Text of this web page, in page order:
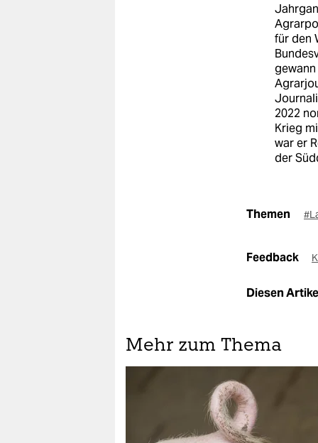
für den
2022
Krieg
war er
der
Themen
Feedback
Diesen
Mehr zum Thema